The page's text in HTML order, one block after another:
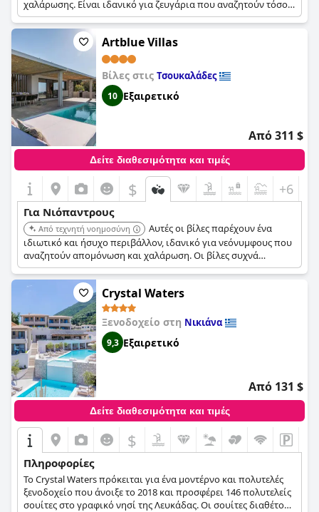
χαλάρωσης. Είναι ιδανικό για ζευγάρια που αναζητούν τόσο
περιπέτεια όσο και γαλήνη.
Artblue Villas
Βίλες στις Τσουκαλάδες
10 Εξαιρετικό
Από 311 $
Δείτε διαθεσιμότητα και τιμές
$ +6
Για Νιόπαντρους
Από τεχνητή νοημοσύνη
Αυτές οι βίλες παρέχουν ένα
ιδιωτικό και ήσυχο περιβάλλον, ιδανικό για νεόνυμφους που
αναζητούν απομόνωση και χαλάρωση. Οι βίλες συχνά
διαθέτουν ιδιωτικές πισίνες και εκπληκτική θέα.
Crystal Waters
Ξενοδοχείο στη Νικιάνα
9,3 Εξαιρετικό
Από 131 $
Δείτε διαθεσιμότητα και τιμές
$
Πληροφορίες
Το Crystal Waters πρόκειται για ένα μοντέρνο και πολυτελές
ξενοδοχείο που άνοιξε το 2018 και προσφέρει 146 πολυτελείς
σουίτες στο γραφικό νησί της Λευκάδας. Οι σουίτες διαθέτουν